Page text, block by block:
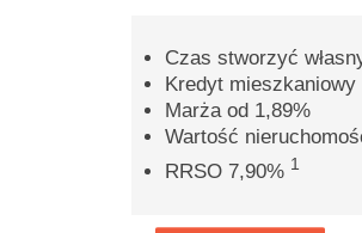
Czas stworzyć
Kredyt
Marża od 1,89%
Wartość
RRSO 7,90% 1